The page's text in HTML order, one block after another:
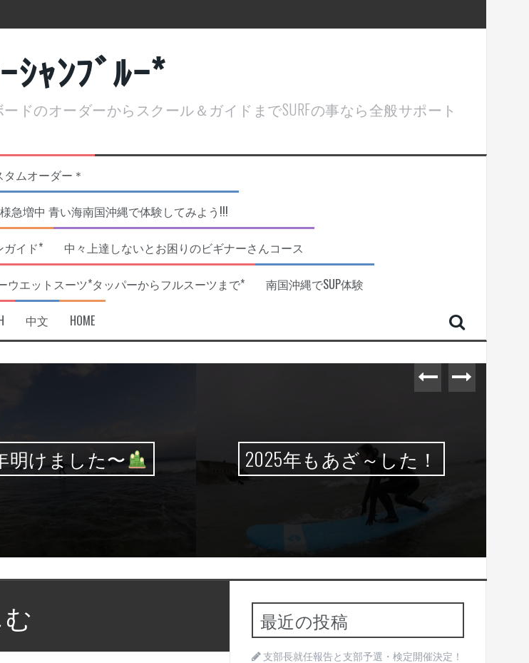
ｼｬﾝﾌﾞﾙｰ*
ードのオーダーからスクール＆ガイドまでSURFの事なら全般サポート
タムオーダー＊
増中 青い海南国沖縄で体験してみよう!!!
ガイド* 中々上達しないとお困りのビギナーさんコース
ーウエットスーツ*タッパーからフルスーツまで* 南国沖縄でSUP体験
中文 HOME
明けました〜 2025年もあざ～した！
最近の投稿
支部長就任報告と支部予選・検定開催決定！